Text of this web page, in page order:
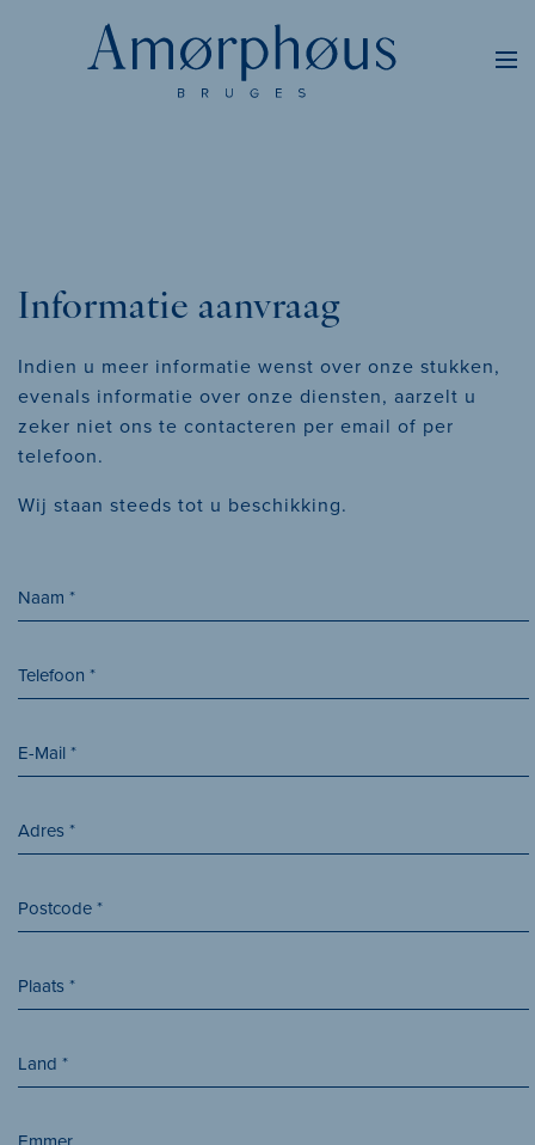
Informatie aanvraag
Indien u meer informatie wenst over onze stukken,
evenals informatie over onze diensten, aarzelt u
zeker niet ons te contacteren per email of per
telefoon.
Wij staan steeds tot u beschikking.